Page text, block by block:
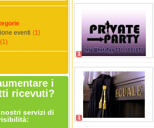
eventi (1)
(1)
i
ricevuti?
servizi di
1
1